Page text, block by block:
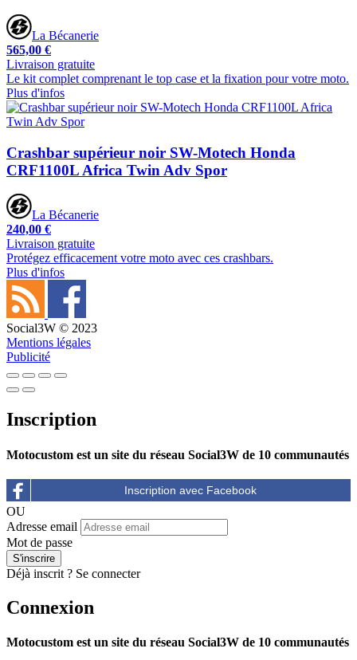
La Bécanerie
565,00 €
Livraison gratuite
Le kit complet comprenant le top case et la fixation pour votre moto.
Plus d'infos
Crashbar supérieur noir SW-Motech Honda
CRF1100L Africa Twin Adv Spor
La Bécanerie
240,00 €
Livraison gratuite
Protégez efficacement votre moto avec ces crashbars.
Plus d'infos
Social3W © 2023
Mentions légales
Publicité
Inscription
Motocustom est un site du réseau Social3W de 10 communautés
OU
Adresse email
Mot de passe
Déjà inscrit ? Se connecter
Connexion
Motocustom est un site du réseau Social3W de 10 communautés